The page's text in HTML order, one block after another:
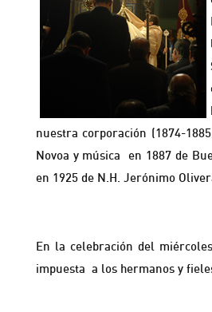
nuestra corporación (1874-
Novoa y música en 1887 de
en 1925 de N.H. Jerónimo
En la celebración del
impuesta a los hermanos y